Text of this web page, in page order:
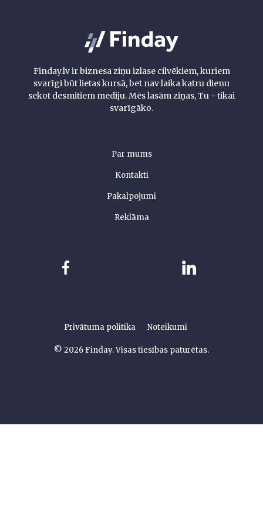
Finday.lv ir biznesa ziņu izlase cilvēkiem, kuriem
svarīgi būt lietas kursā, bet nav laika katru dienu
sekot desmitiem mediju. Mēs lasām ziņas, Tu - tikai
svarīgāko.
Par mums
Kontakti
Pakalpojumi
Reklāma
© 2026 Finday. Visas tiesības paturētas.
Privātuma politika Noteikumi